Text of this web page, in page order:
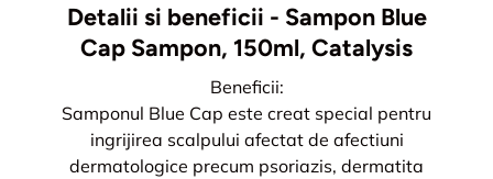
Detalii si beneficii - Sampon Blue
Cap Sampon, 150ml, Catalysis
Beneficii:
Samponul Blue Cap este creat special pentru
ingrijirea scalpului afectat de afectiuni
dermatologice precum psoriazis, dermatita